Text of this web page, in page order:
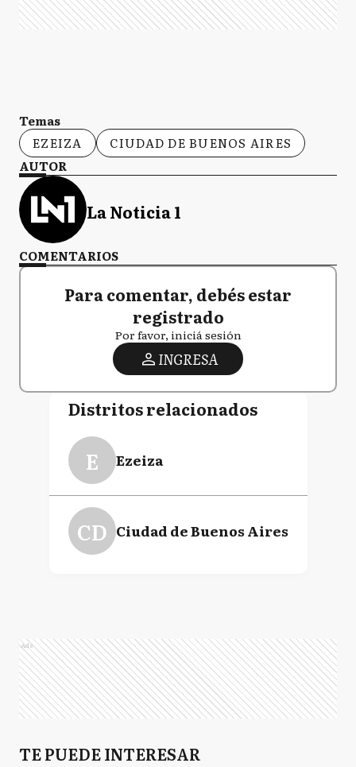
Temas
EZEIZA
CIUDAD DE BUENOS AIRES
AUTOR
La Noticia 1
COMENTARIOS
Para comentar, debés estar
registrado
Por favor, iniciá sesión
INGRESA
Distritos relacionados
E Ezeiza
CD Ciudad de Buenos Aires
Ads
TE PUEDE INTERESAR